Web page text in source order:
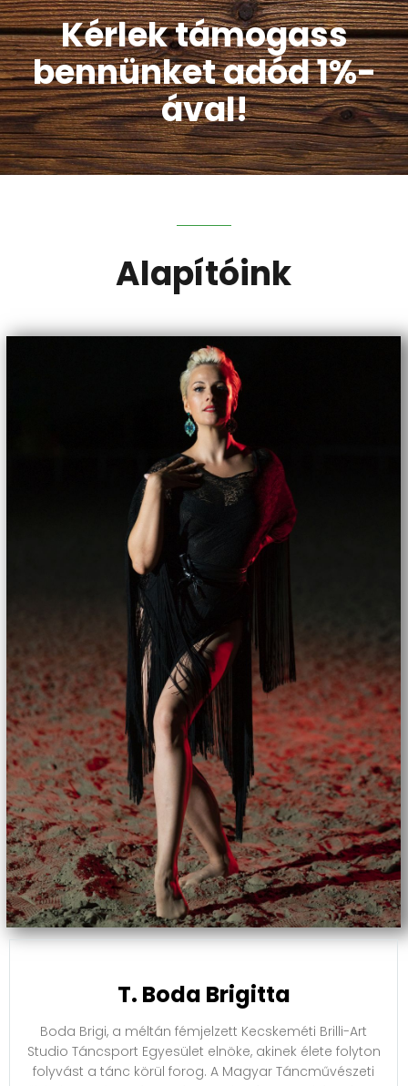
Kérlek támogass
bennünket adód 1%-
ával!
Alapítóink
T. Boda Brigitta
Boda Brigi, a méltán fémjelzett Kecskeméti Brilli-Art
Studio Táncsport Egyesület elnöke, akinek élete folyton
folyvást a tánc körül forog. A Magyar Táncművészeti